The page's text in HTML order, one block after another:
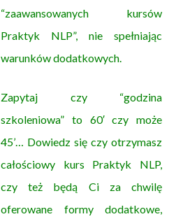
“zaawansowanych kursów
Praktyk NLP”, nie spełniając
warunków dodatkowych.
Zapytaj czy “godzina
szkoleniowa” to 60′ czy może
45’… Dowiedz się czy otrzymasz
całościowy kurs Praktyk NLP,
czy też będą Ci za chwilę
oferowane formy dodatkowe,